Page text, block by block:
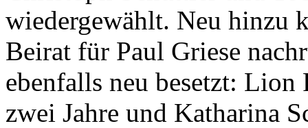
wiedergewählt. Neu hinzu
Beirat für Paul Griese
ebenfalls neu besetzt:
zwei Jahre und Katharina